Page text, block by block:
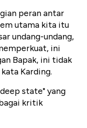
peran antar
utama kita itu
undang-undang,
ini
Bapak, ini tidak
Karding.
state" yang
kritik